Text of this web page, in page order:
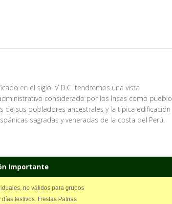
en el siglo IV D.C. tendremos una vista
considerado por los Incas como pueblo
de sus pobladores ancestrales y la típica edificación
sagradas y veneradas de la costa del Perú.
Importante
no válidos para grupos
festivos. Fiestas Patrias